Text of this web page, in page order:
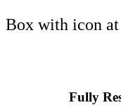
Box with icon
Fully